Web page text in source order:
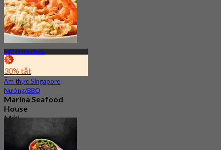
MRT Raffles Place
30% tắt
Ẩm thực Singapore
Nướng/BBQ
Marina Seafood
House
Mới
S$ 34.5